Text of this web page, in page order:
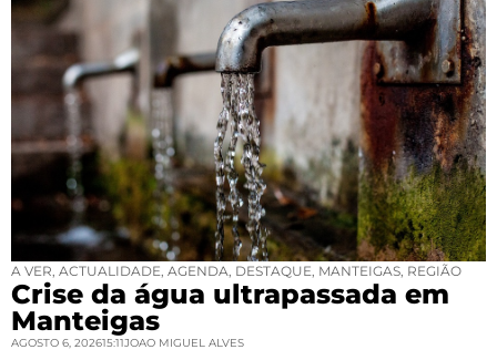
A VER, ACTUALIDADE, AGENDA, DESTAQUE, MANTEIGAS, REGIÃO
Crise da água ultrapassada em
Manteigas
AGOSTO 6, 202615:11JOAO MIGUEL ALVES